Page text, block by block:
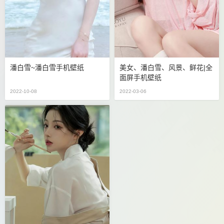
潘白雪~潘白雪手机壁纸
2022-10-08
美女、潘白雪、风景、鲜花|全
面屏手机壁纸
2022-03-06